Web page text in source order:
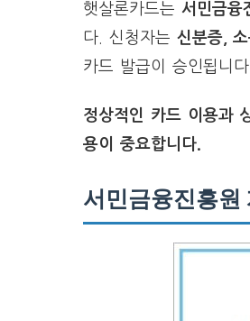
햇살론카드는 서민금융
다. 신청자는 신분증,
카드 발급이 승인됩니다.
정상적인 카드 이용과
용이 중요합니다.
서민금융진흥원